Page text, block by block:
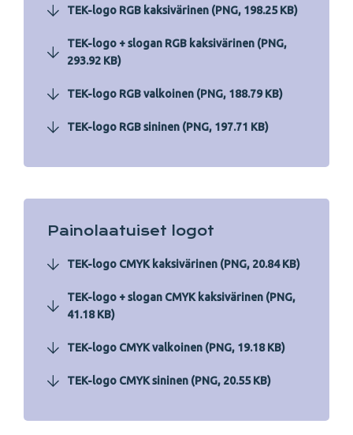
TEK-logo RGB kaksivärinen (PNG, 198.25 KB)
TEK-logo + slogan RGB kaksivärinen (PNG,
293.92 KB)
TEK-logo RGB valkoinen (PNG, 188.79 KB)
TEK-logo RGB sininen (PNG, 197.71 KB)
Painolaatuiset logot
TEK-logo CMYK kaksivärinen (PNG, 20.84 KB)
TEK-logo + slogan CMYK kaksivärinen (PNG,
41.18 KB)
TEK-logo CMYK valkoinen (PNG, 19.18 KB)
TEK-logo CMYK sininen (PNG, 20.55 KB)